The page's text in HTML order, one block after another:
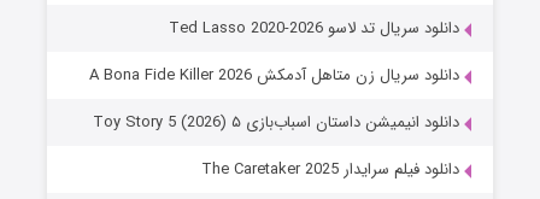
دانلود سریال تد لاسو Ted Lasso 2020-2026
دانلود سریال زن متاهل آدمکش A Bona Fide Killer 2026
دانلود انیمیشن داستان اسباب‌بازی ۵ Toy Story 5 (2026)
دانلود فیلم سرایدار The Caretaker 2025